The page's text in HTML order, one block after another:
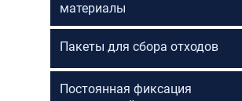
материалы
Пакеты для сбора отходов
Постоянная фиксация